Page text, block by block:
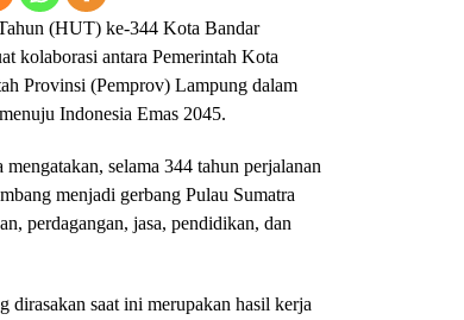
(HUT) ke-344 Kota Bandar
kolaborasi antara Pemerintah Kota
Provinsi (Pemprov) Lampung dalam
Indonesia Emas 2045.
selama 344 tahun perjalanan
menjadi gerbang Pulau Sumatra
perdagangan, jasa, pendidikan, dan
dirasakan saat ini merupakan hasil kerja